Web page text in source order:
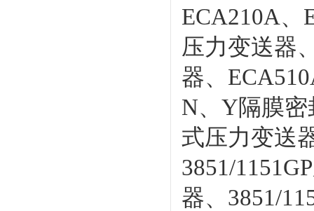
ECA210A、
压力变送器
器、
N、Y隔膜密
式压力变送
3851/
器、3851/